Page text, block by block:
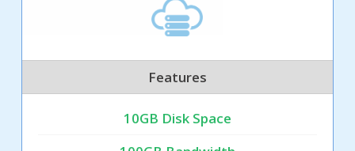
Features
10GB Disk Space